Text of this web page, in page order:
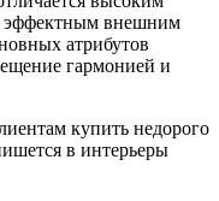
эффектным внешним
атрибутов
гармонией и
купить недорого
в интерьеры